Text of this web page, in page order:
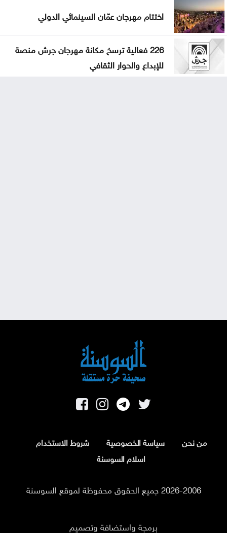
اختتام مهرجان عمّان السينمائي الدولي
226 فعالية ترسخ مكانة مهرجان جرش منصة
للإبداع والحوار الثقافي
من نحن سياسة الخصوصية
شروط الاستخدام
اسلام السوسنة
2026-2006 جميع الحقوق محفوظة لموقع السوسنة
برمجة واستضافة وتصميم